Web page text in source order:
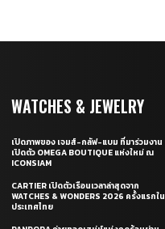
WATCHES & JEWELRY
เปิดภาพของ เจมส์-กลัฟ-แบม ที่มาร่วมงาน
เปิดตัว OMEGA BOUTIQUE แห่งใหม่ ณ
ICONSIAM
CARTIER เปิดตัวเรือนเวลาล่าสุดจาก
WATCHES & WONDERS 2026 ครั้งแรกใน
ประเทศไทย